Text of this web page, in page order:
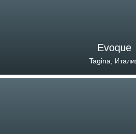
Evoque
Tagina,